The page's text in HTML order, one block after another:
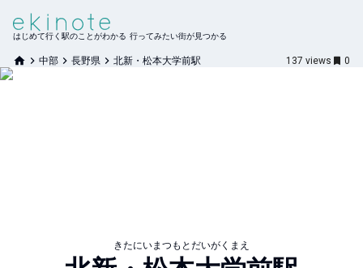
はじめて行く駅のことがわかる 行ってみたい街が見つかる
中部 長野県 北新・松本大学前駅 137 views 0
きたにいまつもとだいがくまえ